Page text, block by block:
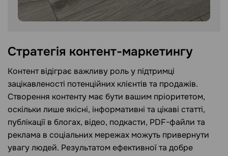
Стратегія контент-маркетингу
Контент відіграє важливу роль у підтримці
зацікавленості потенційних клієнтів та продажів.
Створення контенту має бути вашим пріоритетом,
оскільки лише якісні, інформативні та цікаві статті,
публікації в блогах, відео, подкасти, PDF-файли та
реклама в соціальних мережах можуть привернути
увагу людей. Результатом ефективної та добре